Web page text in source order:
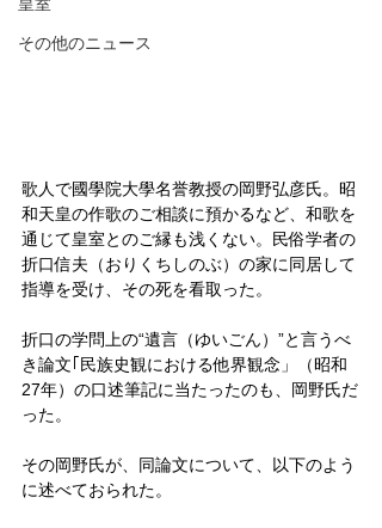
その他のニュース
歌人で國學院大學名誉教授の岡野弘彦氏。昭
和天皇の作歌のご相談に預かるなど、和歌を
通じて皇室とのご縁も浅くない。民俗学者の
折口信夫（おりくちしのぶ）の家に同居して
指導を受け、その死を看取った。
折口の学問上の“遺言（ゆいごん）”と言うべ
き論文｢民族史観における他界観念」（昭和
27年）の口述筆記に当たったのも、岡野氏だ
った。
その岡野氏が、同論文について、以下のよう
に述べておられた。